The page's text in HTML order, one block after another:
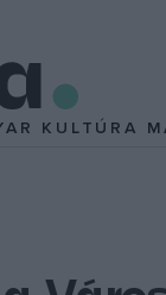
KULTÚRA